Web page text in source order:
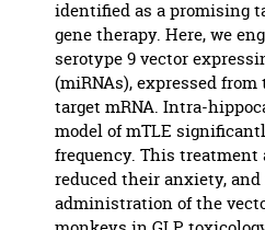
identified as a promising
gene therapy. Here, we
serotype 9 vector
(miRNAs), expressed
target mRNA. Intra-
model of mTLE
frequency. This
reduced their anxiety,
administration of the